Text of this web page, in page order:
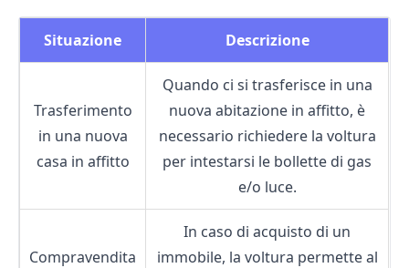
Situazione Descrizione
Trasferimento
in una nuova
casa in affitto
Quando ci si trasferisce in una
nuova abitazione in affitto, è
necessario richiedere la voltura
per intestarsi le bollette di gas
e/o luce.
Compravendita
In caso di acquisto di un
immobile, la voltura permette al